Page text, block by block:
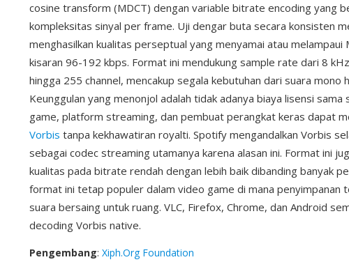
cosine transform (MDCT) dengan variable bitrate encoding yang
kompleksitas sinyal per frame. Uji dengar buta secara konsisten
menghasilkan kualitas perseptual yang menyamai atau melampaui
kisaran 96-192 kbps. Format ini mendukung sample rate dari 8
hingga 255 channel, mencakup segala kebutuhan dari suara mono
Keunggulan yang menonjol adalah tidak adanya biaya lisensi
game, platform streaming, dan pembuat perangkat keras dapat
Vorbis tanpa kekhawatiran royalti. Spotify mengandalkan Vorbis
sebagai codec streaming utamanya karena alasan ini. Format ini
kualitas pada bitrate rendah dengan lebih baik dibanding banyak
format ini tetap populer dalam video game di mana penyimpanan
suara bersaing untuk ruang. VLC, Firefox, Chrome, dan Android
decoding Vorbis native.
Pengembang: Xiph.Org Foundation